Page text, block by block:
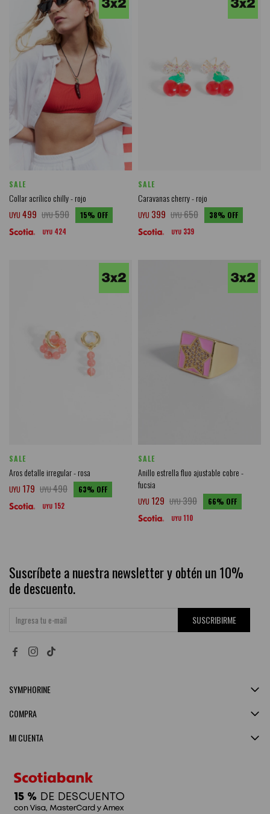
SALE
Collar acrílico chilly - rojo
UYU 499 UYU590 15
UYU 424
SALE
Caravanas cherry - rojo
UYU 399 UYU650 38
UYU 339
SALE
Aros detalle irregular - rosa
UYU 179 UYU490 63
UYU 152
SALE
Anillo estrella fluo ajustable cobre -
fucsia
UYU 129 UYU390 66
UYU 110
Suscríbete a nuestra newsletter y obtén un 10%
de descuento.
SUSCRIBIRME
 
SYMPHORINE
MI CUENTA
COMPRA